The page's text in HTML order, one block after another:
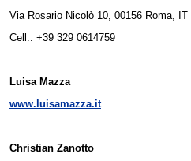
Via Rosario Nicolò 10, 00156 Roma, IT
Cell.: +39 329 0614759
Luisa Mazza
www.luisamazza.it
Christian Zanotto